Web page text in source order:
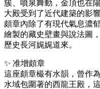
簇、噴泉舞動，金頂也在
大殿受到了近代建築的影
頗章內除了有現代氣息濃
繪製的藏史壁畫與說法圖
歷史長河娓娓道來。
✨ 准增頗章
這座頗章樶有水韻，曾作
水域包圍著的西龍王殿，